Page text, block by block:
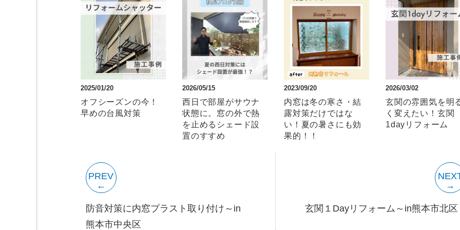
2025/01/20
オフシーズンの今！
早めの台風対策
2026/05/15
西日で部屋がサウナ
状態に。窓の外で熱
を止めるシェード設
置のすすめ
2023/09/20
内窓は冬の寒さ・結
露対策だけではな
い！夏の暑さにも効
果的！！
2026/03/02
玄関の雰囲気を明
く変えたい！玄関
1dayリフォーム
PREV
防音対策に内窓プラスト取り付け～in
熊本市中央区
玄関１Dayリフォーム～in熊本市北区